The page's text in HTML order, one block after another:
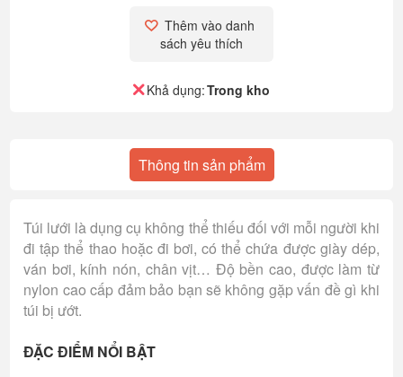
Thêm vào danh
sách yêu thích
Khả dụng:Trong kho
Thông tin sản phẩm
Túi lưới là dụng cụ không thể thiếu đối với mỗi người khi
đi tập thể thao hoặc đi bơi, có thể chứa được giày dép,
ván bơi, kính nón, chân vịt… Độ bền cao, được làm từ
nylon cao cấp đảm bảo bạn sẽ không gặp vấn đề gì khi
túi bị ướt.
ĐẶC ĐIỂM NỔI BẬT